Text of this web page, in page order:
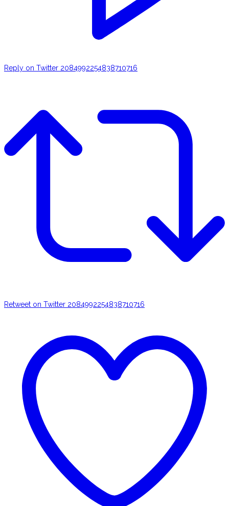
Reply on Twitter 2084992254838710716
Retweet on Twitter 2084992254838710716